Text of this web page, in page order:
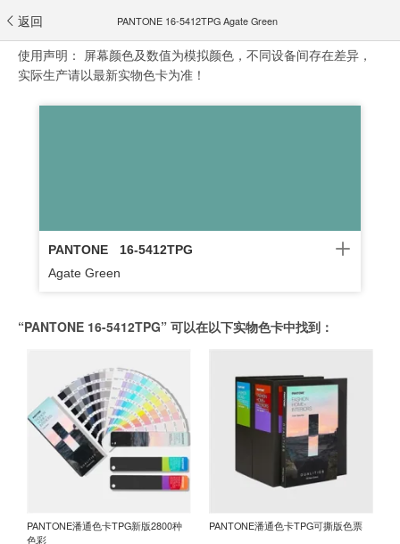
返回 PANTONE 16-5412TPG Agate Green
使用声明： 屏幕颜色及数值为模拟颜色，不同设备间存在差异，
实际生产请以最新实物色卡为准！
PANTONE
16-5412TPG
Agate Green
“PANTONE 16-5412TPG” 可以在以下实物色卡中找到：
PANTONE潘通色卡TPG新版2800种
色彩
PANTONE潘通色卡TPG可撕版色票